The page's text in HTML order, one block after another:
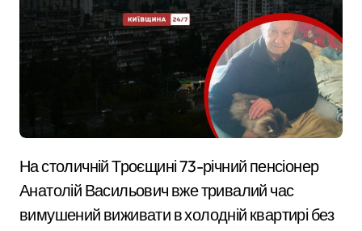
На столичній Троєщині 73-річний пенсіонер
Анатолій Васильович вже тривалий час
вимушений виживати в холодній квартирі без